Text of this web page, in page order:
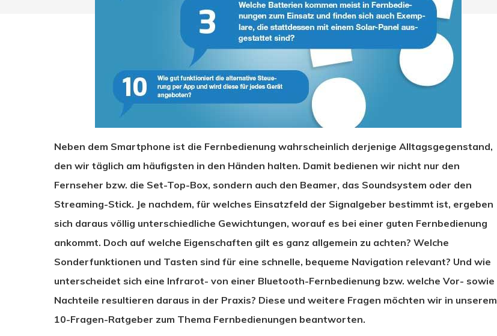
Drücken Sie Enter zum Suchen oder ESC zum Schließen.
Neben dem Smartphone ist die Fernbedienung wahrscheinlich derjenige Alltagsgegenstand,
den wir täglich am häufigsten in den Händen halten. Damit bedienen wir nicht nur den
Fernseher bzw. die Set-Top-Box, sondern auch den Beamer, das Soundsystem oder den
Streaming-Stick. Je nachdem, für welches Einsatzfeld der Signalgeber bestimmt ist, ergeben
sich daraus völlig unterschiedliche Gewichtungen, worauf es bei einer guten Fernbedienung
ankommt. Doch auf welche Eigenschaften gilt es ganz allgemein zu achten? Welche
Sonderfunktionen und Tasten sind für eine schnelle, bequeme Navigation relevant? Und wie
unterscheidet sich eine Infrarot- von einer Bluetooth-Fernbedienung bzw. welche Vor- sowie
Nachteile resultieren daraus in der Praxis? Diese und weitere Fragen möchten wir in unserem
10-Fragen-Ratgeber zum Thema Fernbedienungen beantworten.